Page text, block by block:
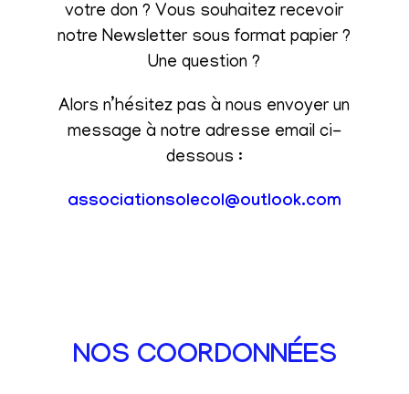
votre don ? Vous souhaitez recevoir
notre Newsletter sous format papier ?
Une question ?
Alors n’hésitez pas à nous envoyer un
message à notre adresse email ci-
dessous :
associationsolecol@outlook.com
NOS COORDONNÉES